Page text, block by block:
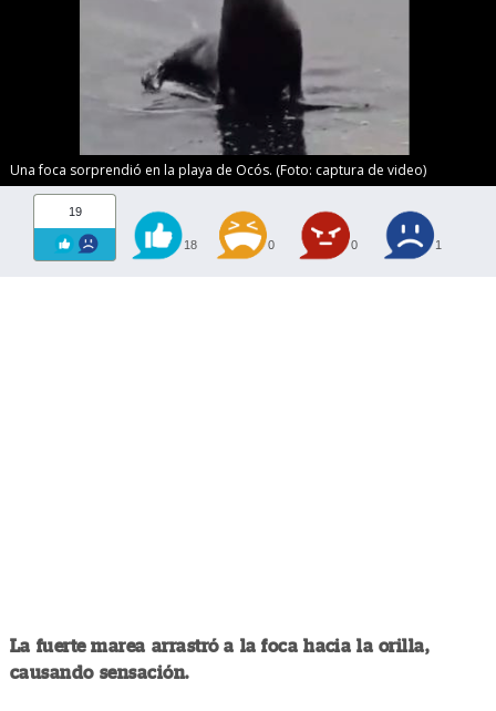
Una foca sorprendió en la playa de Ocós. (Foto: captura de video)
19
18 0 0 1
La fuerte marea arrastró a la foca hacia la orilla,
causando sensación.